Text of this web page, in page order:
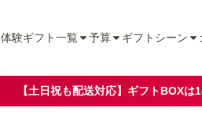
体験ギフト一覧 予算 ギフトシーン
【土日祝も配送対応】ギフトBOX